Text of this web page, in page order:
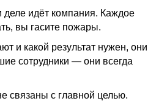
деле идёт компания. Каждое
вы гасите пожары.
и какой результат нужен, они
сотрудники — они всегда
связаны с главной целью.